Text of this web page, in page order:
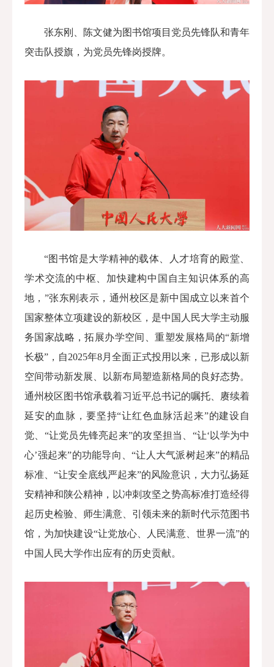
张东刚、陈文健为图书馆项目党员先锋队和青年
突击队授旗，为党员先锋岗授牌。
“图书馆是大学精神的载体、人才培育的殿堂、
学术交流的中枢、加快建构中国自主知识体系的高
地，”张东刚表示 ，通州校区是新中国成立以来首个
国家整体立项建设的新校区，是中国人民大学主动服
务国家战略，拓展办学空间、重塑发展格局的“新增
长极”，自2025年8月全面正式投用以来，已形成以新
空间带动新发展、以新布局塑造新格局的良好态势。
通州校区图书馆承载着习近平总书记的嘱托、赓续着
延安的血脉，要坚持“让红色血脉活起来”的建设自
觉、“让党员先锋亮起来”的攻坚担当、“让‘以学为中
心’强起来”的功能导向、“让人大气派树起来”的精品
标准、“让安全底线严起来”的风险意识，大力弘扬延
安精神和陕公精神，以冲刺攻坚之势高标准打造经得
起历史检验、师生满意、引领未来的新时代示范图书
馆，为加快建设“让党放心、人民满意、世界一流”的
中国人民大学作出应有的历史贡献。